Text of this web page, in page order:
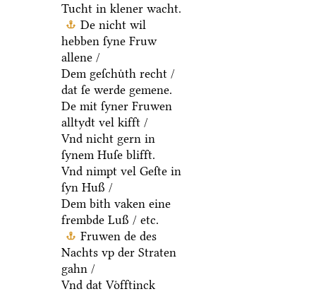
Tucht in klener wacht.
De nicht wil
hebben ſyne Fruw
allene /
Dem geſchuͤth recht /
dat ſe werde gemene.
De mit ſyner Fruwen
alltydt vel kifft /
Vnd nicht gern in
ſynem Huſe blifft.
Vnd nimpt vel Geſte in
ſyn Huß /
Dem bith vaken eine
frembde Luß / etc.
Fruwen de des
Nachts vp der Straten
gahn /
Vnd dat Voͤfftinck